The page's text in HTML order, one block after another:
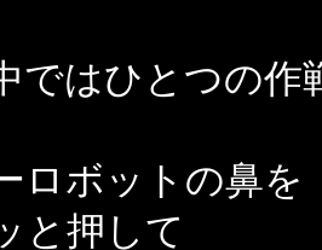
ではひとつの作
ロボットの鼻を
と押して